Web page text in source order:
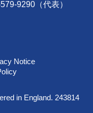
9290（代表）
in England. 243814
Notice